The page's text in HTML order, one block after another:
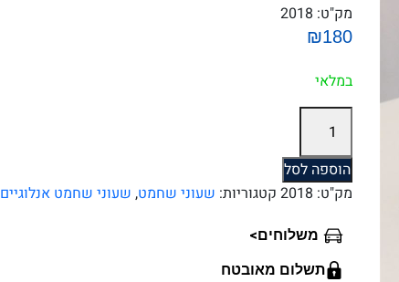
מק"ט: 2018
₪180
במלאי
שעון
שחמט
אנאלוגי
מופעל
על
ידי
הוספה לסל
מק"ט: 2018 קטגוריות: שעוני שחמט, שעוני שחמט אנלוגיים
משלוחים>
תשלום מאובטח